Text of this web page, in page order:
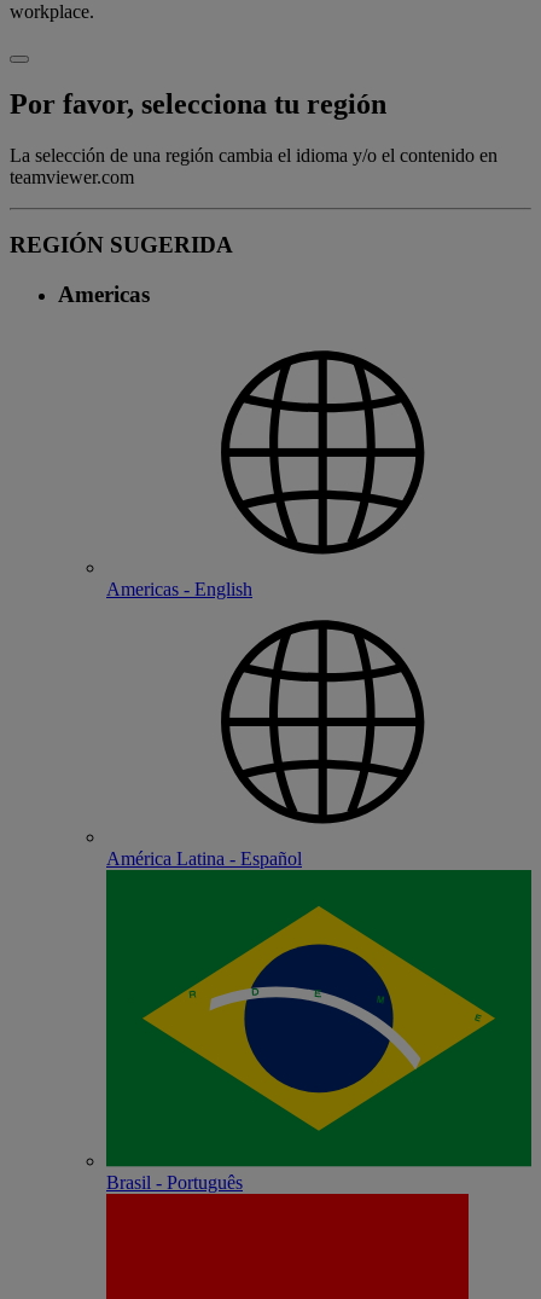
workplace.
Por favor, selecciona tu región
La selección de una región cambia el idioma y/o el contenido en
teamviewer.com
REGIÓN SUGERIDA
Americas
Americas - English
América Latina - Español
Brasil - Português